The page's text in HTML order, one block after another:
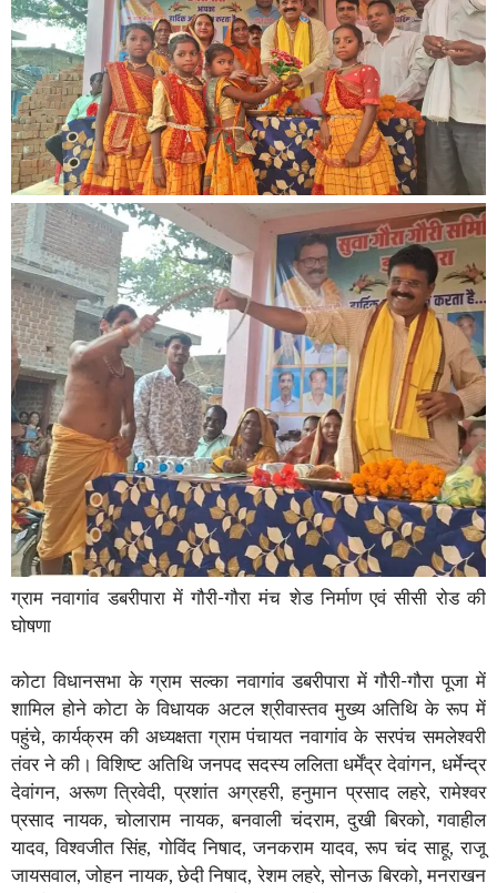
ग्राम नवागांव डबरीपारा में गौरी-गौरा मंच शेड निर्माण एवं सीसी रोड की
घोषणा
कोटा विधानसभा के ग्राम सल्का नवागांव डबरीपारा में गौरी-गौरा पूजा में
शामिल होने कोटा के विधायक अटल श्रीवास्तव मुख्य अतिथि के रूप में
पहुंचे, कार्यक्रम की अध्यक्षता ग्राम पंचायत नवागांव के सरपंच समलेश्वरी
तंवर ने की। विशिष्ट अतिथि जनपद सदस्य ललिता धर्मेंद्र देवांगन, धर्मेन्द्र
देवांगन, अरूण त्रिवेदी, प्रशांत अग्रहरी, हनुमान प्रसाद लहरे, रामेश्वर
प्रसाद नायक, चोलाराम नायक, बनवाली चंदराम, दुखी बिरको, गवाहील
यादव, विश्वजीत सिंह, गोविंद निषाद, जनकराम यादव, रूप चंद साहू, राजू
जायसवाल, जोहन नायक, छेदी निषाद, रेशम लहरे, सोनऊ बिरको, मनराखन